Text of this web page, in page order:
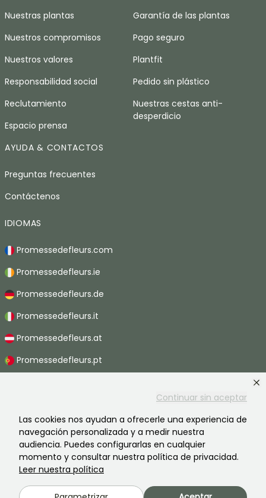
Continuar sin aceptar
Las cookies nos ayudan a ofrecerle una experiencia de
navegación personalizada y a medir nuestra
audiencia. Puedes configurarlas en cualquier
momento y consultar nuestra política de privacidad.
Leer nuestra política
Nuestras plantas
Nuestros compromisos
Nuestros valores
Responsabilidad social
Reclutamiento
Espacio prensa
Garantía de las plantas
Pago seguro
Plantfit
Pedido sin plástico
Nuestras cestas anti-
desperdicio
AYUDA & CONTACTOS
Preguntas frecuentes
Contáctenos
IDIOMAS
Promessedefleurs.com
Promessedefleurs.ie
Promessedefleurs.de
Promessedefleurs.it
Promessedefleurs.at
Promessedefleurs.pt
Promessedefleurs.ch
Información legal
Términos y condiciones
Política de privacidad